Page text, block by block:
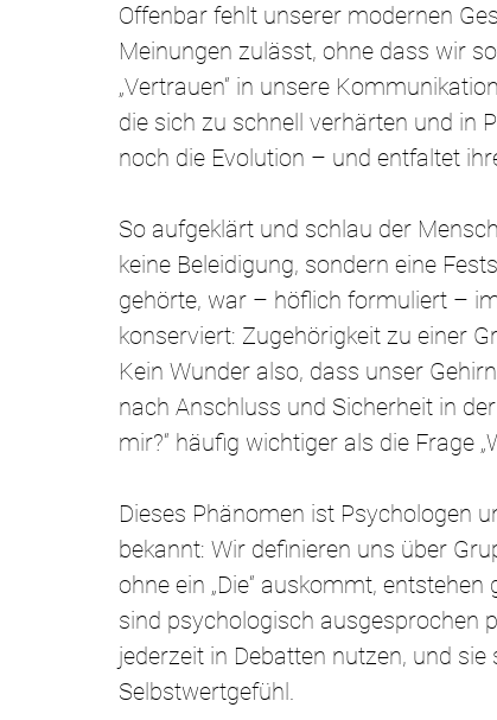
Offenbar fehlt unserer modernen
Meinungen zulässt, ohne dass wir
„Vertrauen“ in unsere
die sich zu schnell verhärten und in
noch die Evolution – und entfaltet
So aufgeklärt und schlau der
keine Beleidigung, sondern eine
gehörte, war – höflich formuliert –
konserviert: Zugehörigkeit zu einer
Kein Wunder also, dass unser
nach Anschluss und Sicherheit in
mir?“ häufig wichtiger als die Frage
Dieses Phänomen ist Psychologen
bekannt: Wir definieren uns über
ohne ein „Die“ auskommt,
sind psychologisch ausgesprochen
jederzeit in Debatten nutzen, und
Selbstwertgefühl.